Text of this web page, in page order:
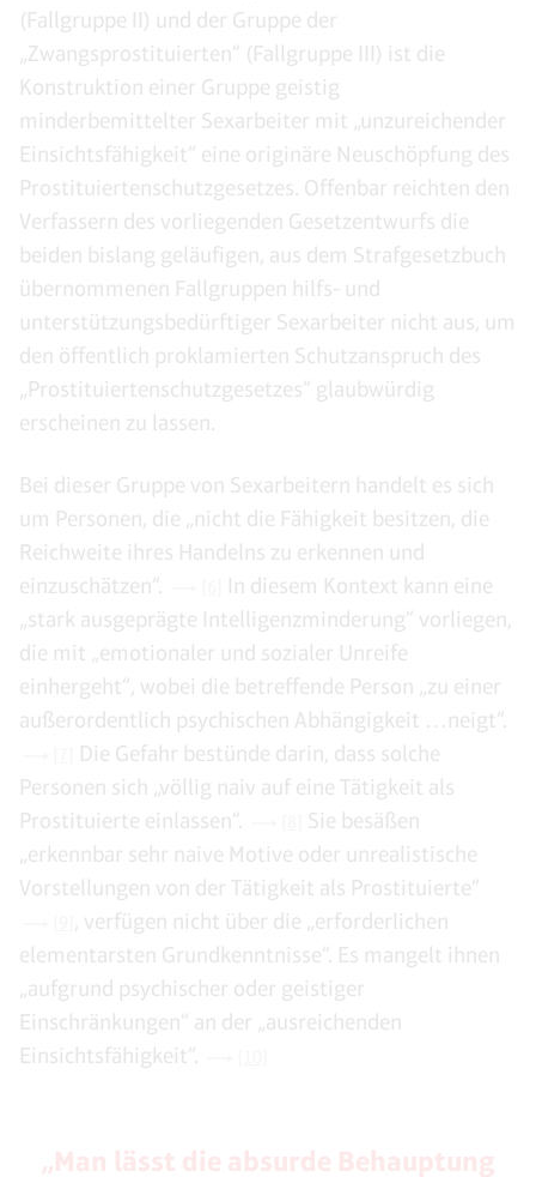
(Fallgruppe II) und der Gruppe der
„Zwangsprostituierten“ (Fallgruppe III) ist die
Konstruktion einer Gruppe geistig
minderbemittelter Sexarbeiter mit „unzureichender
Einsichtsfähigkeit“ eine originäre Neuschöpfung des
Prostituiertenschutzgesetzes. Offenbar reichten den
Verfassern des vorliegenden Gesetzentwurfs die
beiden bislang geläufigen, aus dem Strafgesetzbuch
übernommenen Fallgruppen hilfs- und
unterstützungsbedürftiger Sexarbeiter nicht aus, um
den öffentlich proklamierten Schutzanspruch des
„Prostituiertenschutzgesetzes“ glaubwürdig
erscheinen zu lassen.
Bei dieser Gruppe von Sexarbeitern handelt es sich
um Personen, die „nicht die Fähigkeit besitzen, die
Reichweite ihres Handelns zu erkennen und
einzuschätzen“.
In diesem Kontext kann eine
„stark ausgeprägte Intelligenzminderung“ vorliegen,
die mit „emotionaler und sozialer Unreife
einhergeht“, wobei die betreffende Person „zu einer
außerordentlich psychischen Abhängigkeit …neigt“.
Die Gefahr bestünde darin, dass solche
Personen sich „völlig naiv auf eine Tätigkeit als
Prostituierte einlassen“.
Sie besäßen
„erkennbar sehr naive Motive oder unrealistische
Vorstellungen von der Tätigkeit als Prostituierte“
, verfügen nicht über die „erforderlichen
elementarsten Grundkenntnisse“. Es mangelt ihnen
„aufgrund psychischer oder geistiger
Einschränkungen“ an der „ausreichenden
Einsichtsfähigkeit“.